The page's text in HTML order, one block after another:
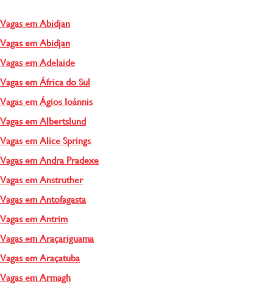
Vagas em Abidjan
Vagas em Abidjan
Vagas em Adelaide
Vagas em África do Sul
Vagas em Ágios Ioánnis
Vagas em Albertslund
Vagas em Alice Springs
Vagas em Andra Pradexe
Vagas em Anstruther
Vagas em Antofagasta
Vagas em Antrim
Vagas em Araçariguama
Vagas em Araçatuba
Vagas em Armagh